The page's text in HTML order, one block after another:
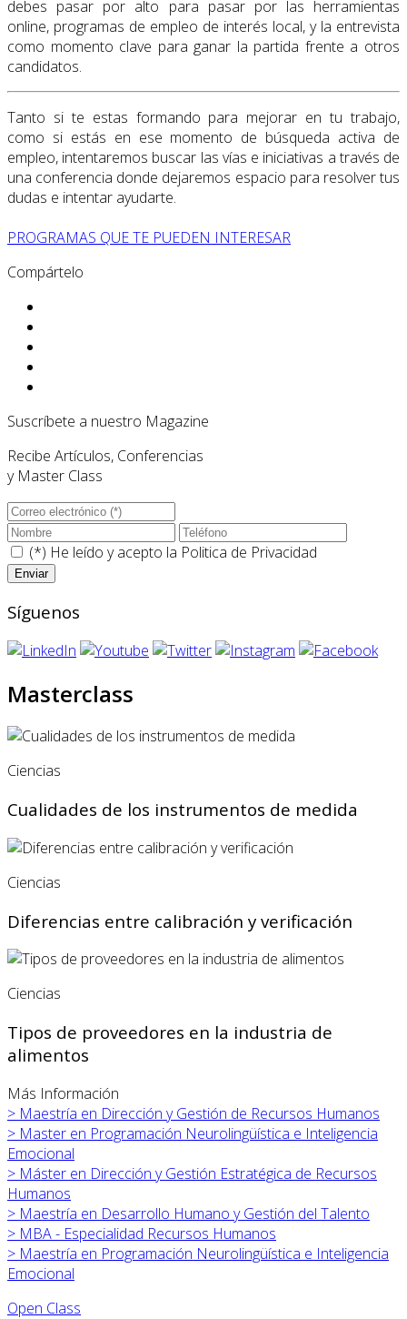
debes pasar por alto para pasar por las herramientas
online, programas de empleo de interés local, y la entrevista
como momento clave para ganar la partida frente a otros
candidatos.
Tanto si te estas formando para mejorar en tu trabajo,
como si estás en ese momento de búsqueda activa de
empleo, intentaremos buscar las vías e iniciativas a través de
una conferencia donde dejaremos espacio para resolver tus
dudas e intentar ayudarte.
PROGRAMAS QUE TE PUEDEN INTERESAR
Compártelo
Suscríbete a nuestro Magazine
Recibe Artículos, Conferencias
y Master Class
(*) He leído y acepto la Politica de Privacidad
Síguenos
Masterclass
Ciencias
Cualidades de los instrumentos de medida
Ciencias
Diferencias entre calibración y verificación
Ciencias
Tipos de proveedores en la industria de
alimentos
Más Información
> Maestría en Dirección y Gestión de Recursos Humanos
> Master en Programación Neurolingüística e Inteligencia
Emocional
> Máster en Dirección y Gestión Estratégica de Recursos
Humanos
> Maestría en Desarrollo Humano y Gestión del Talento
> MBA - Especialidad Recursos Humanos
> Maestría en Programación Neurolingüística e Inteligencia
Emocional
Open Class